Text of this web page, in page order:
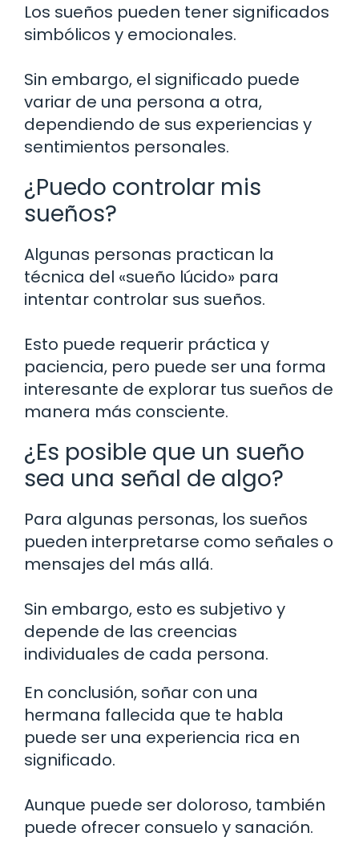
Los sueños pueden tener significados
simbólicos y emocionales.
Sin embargo, el significado puede
variar de una persona a otra,
dependiendo de sus experiencias y
sentimientos personales.
¿Puedo controlar mis
sueños?
Algunas personas practican la
técnica del «sueño lúcido» para
intentar controlar sus sueños.
Esto puede requerir práctica y
paciencia, pero puede ser una forma
interesante de explorar tus sueños de
manera más consciente.
¿Es posible que un sueño
sea una señal de algo?
Para algunas personas, los sueños
pueden interpretarse como señales o
mensajes del más allá.
Sin embargo, esto es subjetivo y
depende de las creencias
individuales de cada persona.
En conclusión, soñar con una
hermana fallecida que te habla
puede ser una experiencia rica en
significado.
Aunque puede ser doloroso, también
puede ofrecer consuelo y sanación.